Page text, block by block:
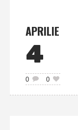
APRILIE
4
0 0